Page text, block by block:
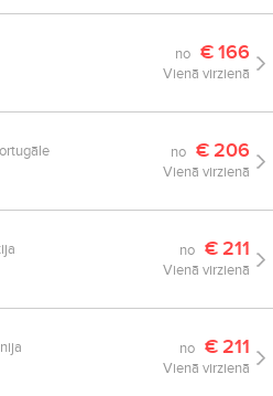
no €166
Vienā virzienā
no € 206
Vienā virzienā
no € 211
Vienā virzienā
no € 211
Vienā virzienā